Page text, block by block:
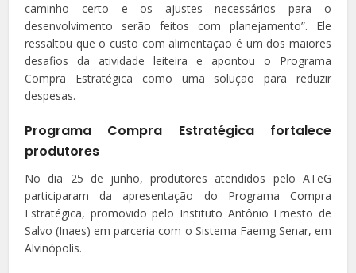
caminho certo e os ajustes necessários para o
desenvolvimento serão feitos com planejamento”. Ele
ressaltou que o custo com alimentação é um dos maiores
desafios da atividade leiteira e apontou o Programa
Compra Estratégica como uma solução para reduzir
despesas.
Programa Compra Estratégica fortalece
produtores
No dia 25 de junho, produtores atendidos pelo ATeG
participaram da apresentação do Programa Compra
Estratégica, promovido pelo Instituto Antônio Ernesto de
Salvo (Inaes) em parceria com o Sistema Faemg Senar, em
Alvinópolis.